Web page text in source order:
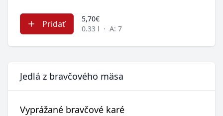
Pridať
5,70€
0.33 l · A: 7
Jedlá z bravčového mäsa
Vyprážané bravčové karé